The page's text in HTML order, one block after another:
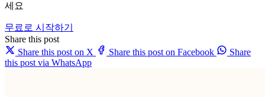
세요
무료로 시작하기
Share this post
Share this post on X
Share this post on Facebook
Share
this post via WhatsApp